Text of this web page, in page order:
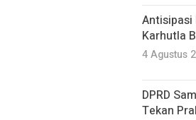
Antisipasi
Karhutla
4 Agustus
DPRD
Tekan